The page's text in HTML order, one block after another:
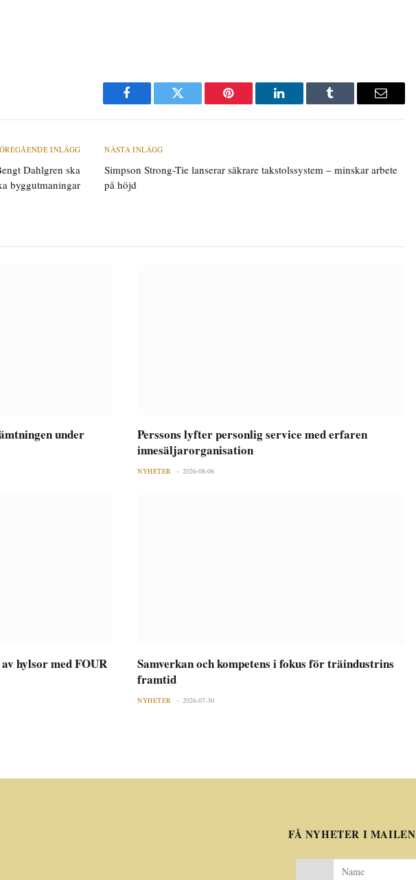
Facebook Twitter Pinterest LinkedIn Tumblr
E-
INLÄGG
Dahlgren ska
byggutmaningar
NÄSTA INLÄGG
Simpson Strong-Tie lanserar säkrare takstolssystem – minskar arbete
på höjd
under
Perssons lyfter personlig service med erfaren
innesäljarorganisation
NYHETER 2026-08-06
hylsor med FOUR
Samverkan och kompetens i fokus för träindustrins
framtid
NYHETER 2026-07-30
FÅ NYHETER I MAILEN